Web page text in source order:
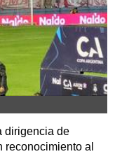
dirigencia de
reconocimiento al